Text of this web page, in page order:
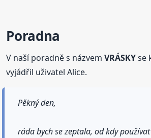
Poradna
V naší poradně s názvemVRÁSKYse
vyjádřil uživatel Alice.
Pěkný den,
ráda bych se zeptala, od kdy